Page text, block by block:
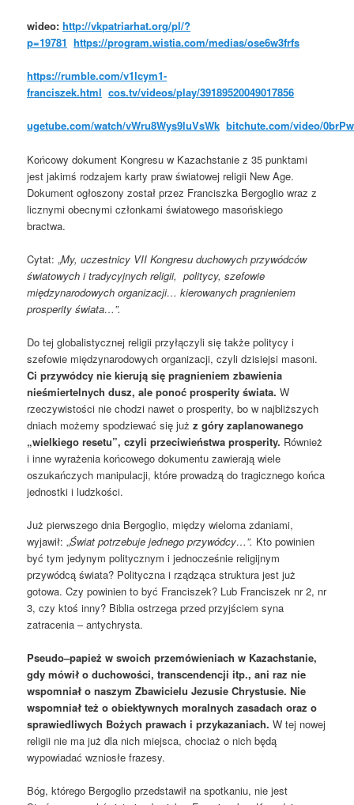
wideo: http://vkpatriarhat.org/pl/?
p=19781 https://program.wistia.com/medias/ose6w3frfs
https://rumble.com/v1lcym1-
franciszek.html cos.tv/videos/play/39189520049017856
ugetube.com/watch/vWru8Wys9luVsWk bitchute.com/video/
Końcowy dokument Kongresu w Kazachstanie z 35 punktami
jest jakimś rodzajem karty praw światowej religii New Age.
Dokument ogłoszony został przez Franciszka Bergoglio wraz z
licznymi obecnymi członkami światowego masońskiego
bractwa.
Cytat: „My, uczestnicy VII Kongresu duchowych przywódców
światowych i tradycyjnych religii, politycy, szefowie
międzynarodowych organizacji… kierowanych pragnieniem
prosperity świata…”.
Do tej globalistycznej religii przyłączyli się także politycy i
szefowie międzynarodowych organizacji, czyli dzisiejsi masoni.
Ci przywódcy nie kierują się pragnieniem zbawienia
nieśmiertelnych dusz, ale ponoć prosperity świata. W
rzeczywistości nie chodzi nawet o prosperity, bo w najbliższych
dniach możemy spodziewać się jużz góry zaplanowanego
„wielkiego resetu”, czyli przeciwieństwa prosperity. Również
i inne wyrażenia końcowego dokumentu zawierają wiele
oszukańczych manipulacji, które prowadzą do tragicznego końca
jednostki i ludzkości.
Już pierwszego dnia Bergoglio, między wieloma zdaniami,
wyjawił: „Świat potrzebuje jednego przywódcy…”. Kto powinien
być tym jedynym politycznym i jednocześnie religijnym
przywódcą świata? Polityczna i rządząca struktura jest już
gotowa. Czy powinien to być Franciszek? Lub Franciszek nr 2, nr
3, czy ktoś inny? Biblia ostrzega przed przyjściem syna
zatracenia – antychrysta.
Pseudo–papież w swoich przemówieniach w Kazachstanie,
gdy mówił o duchowości, transcendencji itp., ani raz nie
wspomniał o naszym Zbawicielu Jezusie Chrystusie. Nie
wspomniał też o obiektywnych moralnych zasadach oraz o
sprawiedliwych Bożych prawach i przykazaniach. W tej nowej
religii nie ma już dla nich miejsca, chociaż o nich będą
wypowiadać wzniosłe frazesy.
Bóg, którego Bergoglio przedstawił na spotkaniu, nie jest